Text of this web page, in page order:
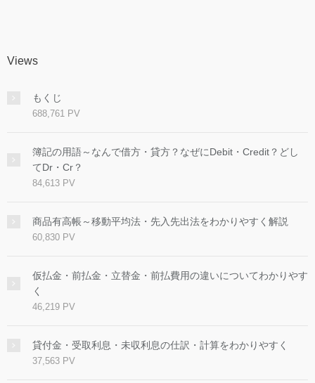
Views
もくじ
688,761 PV
簿記の用語～なんで借方・貸方？なぜにDebit・Credit？どし
てDr・Cr？
84,613 PV
商品有高帳～移動平均法・先入先出法をわかりやすく解説
60,830 PV
仮払金・前払金・立替金・前払費用の違いについてわかりやす
く
46,219 PV
貸付金・受取利息・未収利息の仕訳・計算をわかりやすく
37,563 PV